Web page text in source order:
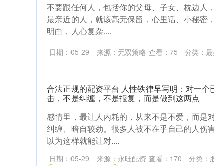
不要跟任何人，包括你的父母、子女、枕边人
最亲近的人，就该毫无保留，心里话、小秘密
明白，人心复杂....
日期：05-29 来源：无双策略 查看： 75 分类：
合法正规的配资平台 人性铁律早写明：对一个
击，不是纠缠，不是报复，而是做到这两点
感情里，最让人内耗的，从来不是不爱，而是
纠缠、暗自较劲。很多人被不在乎自己的人伤
以为这样就能让对....
日期：05-29 来源：永旺配资 查看： 170 分类：